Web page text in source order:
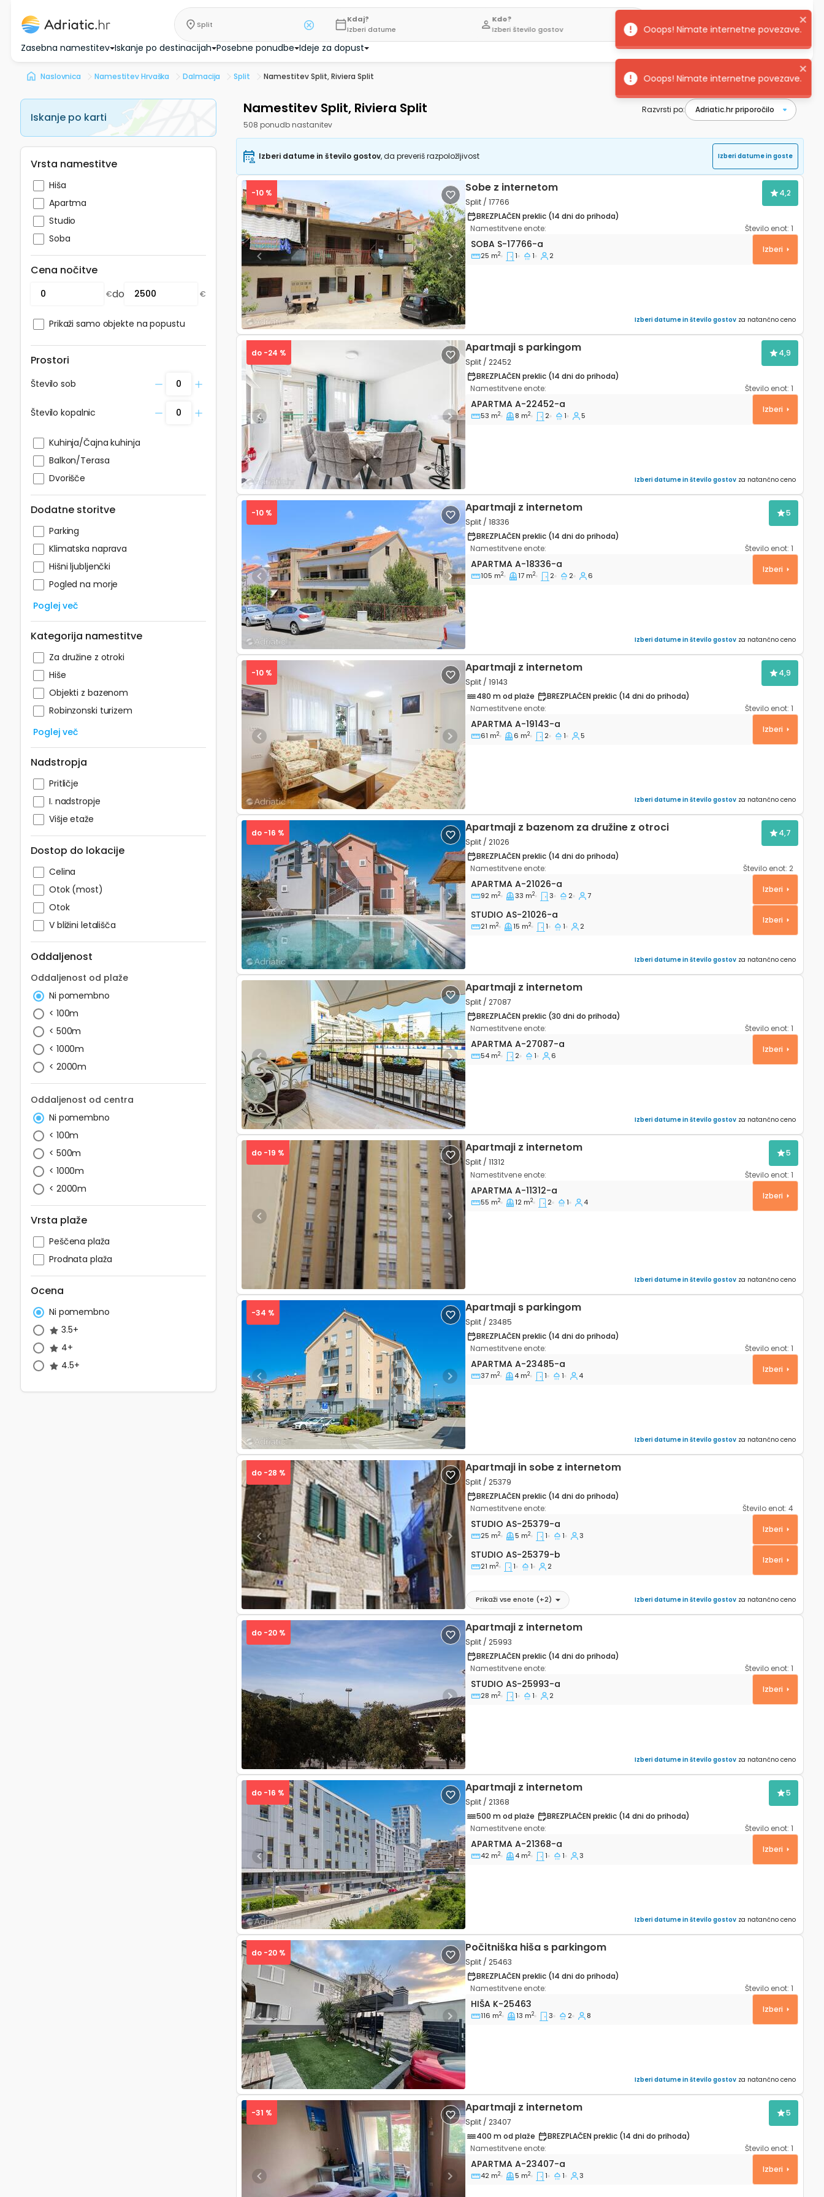
Slovenščina Prijavi se
Zasebna namestitev Iskanje po destinacijah Posebne ponudbe Ideje za dopust
Naslovnica Namestitev Hrvaška Dalmacija Split Namestitev Split, Riviera Split
Split
Kdaj?
Izberi datume
Kdo?
Izberi število gostov
Iskanje po karti
Vrsta namestitve
Hiša
Apartma
Studio
Soba
Cena nočitve
€do €
Prikaži samo objekte na popustu
Prostori
Število sob
Število kopalnic
Kuhinja/Čajna kuhinja
Balkon/Terasa
Dvorišče
Dodatne storitve
Parking
Klimatska naprava
Hišni ljubljenčki
Pogled na morje
Poglej več
Kategorija namestitve
Za družine z otroki
Hiše
Objekti z bazenom
Robinzonski turizem
Poglej več
Nadstropja
Pritličje
I. nadstropje
Višje etaže
Dostop do lokacije
Celina
Otok (most)
Otok
V bližini letališča
Oddaljenost
Oddaljenost od plaže
Ni pomembno
< 100m
< 500m
< 1000m
< 2000m
Oddaljenost od centra
Ni pomembno
< 100m
< 500m
< 1000m
< 2000m
Vrsta plaže
Peščena plaža
Prodnata plaža
Ocena
Ni pomembno
3.5+
4+
4.5+
Namestitev Split, Riviera Split
508 ponudb nastanitev
Razvrsti po:
Izberi datume in število gostov, da preveriš razpoložljivost Izberi datume in goste
Previous Next
-10 % Sobe z internetom
Split / 17766
4,2
BREZPLAČEN preklic (14 dni do prihoda)
Namestitvene enote:
Število enot: 1
Soba Split S-17766-a
SOBA S-17766-a
25 m2 1 1 2
Izberi
Izberi datume in število gostov za natančno ceno
Previous Next
do -24 % Apartmaji s parkingom
Split / 22452
4,9
BREZPLAČEN preklic (14 dni do prihoda)
Namestitvene enote:
Število enot: 1
Dvosobni apartma Split A-22452-a
APARTMA A-22452-a
53 m2 8 m2 2 1 5
Izberi
Izberi datume in število gostov za natančno ceno
Previous Next
-10 % Apartmaji z internetom
Split / 18336
5
BREZPLAČEN preklic (14 dni do prihoda)
Namestitvene enote:
Število enot: 1
Dvosobni apartma Split A-18336-a
APARTMA A-18336-a
105 m2 17 m2 2 2 6
Izberi
Izberi datume in število gostov za natančno ceno
Previous Next
-10 % Apartmaji z internetom
Split / 19143
4,9
480 m od plaže
BREZPLAČEN preklic (14 dni do prihoda)
Namestitvene enote:
Število enot: 1
Dvosobni apartma Split A-19143-a
APARTMA A-19143-a
61 m2 6 m2 2 1 5
Izberi
Izberi datume in število gostov za natančno ceno
Previous Next
do -16 % Apartmaji z bazenom za družine z otroci
Split / 21026
4,7
BREZPLAČEN preklic (14 dni do prihoda)
Namestitvene enote:
Število enot: 2
Trosoben apartma Split A-21026-a
APARTMA A-21026-a
92 m2 33 m2 3 2 7
Izberi
Studio AS-21026-a
STUDIO AS-21026-a
21 m2 15 m2 1 1 2
Izberi
Izberi datume in število gostov za natančno ceno
Previous Next
Apartmaji z internetom
Split / 27087
BREZPLAČEN preklic (30 dni do prihoda)
Namestitvene enote:
Število enot: 1
Dvosobni apartma Split A-27087-a
APARTMA A-27087-a
54 m2 2 1 6
Izberi
Izberi datume in število gostov za natančno ceno
Previous Next
do -19 % Apartmaji z internetom
Split / 11312
5
Namestitvene enote: Število enot: 1
Dvosobni apartma Split A-11312-a
APARTMA A-11312-a
55 m2 12 m2 2 1 4
Izberi
Izberi datume in število gostov za natančno ceno
Previous Next
-34 % Apartmaji s parkingom
Split / 23485
BREZPLAČEN preklic (14 dni do prihoda)
Namestitvene enote:
Število enot: 1
Enosobni apartma Split A-23485-a
APARTMA A-23485-a
37 m2 4 m2 1 1 4
Izberi
Izberi datume in število gostov za natančno ceno
Previous Next
do -28 % Apartmaji in sobe z internetom
Split / 25379
BREZPLAČEN preklic (14 dni do prihoda)
Namestitvene enote:
Število enot: 4
Studio Split AS-25379-a
STUDIO AS-25379-a
25 m2 5 m2 1 1 3
Izberi
Studio AS-25379-b
STUDIO AS-25379-b
21 m2 1 1 2
Izberi
Prikaži vse enote (+2) Izberi datume in število gostov za natančno ceno
Previous Next
do -20 % Apartmaji z internetom
Split / 25993
BREZPLAČEN preklic (14 dni do prihoda)
Namestitvene enote:
Število enot: 1
Studio Split AS-25993-a
STUDIO AS-25993-a
28 m2 1 1 2
Izberi
Izberi datume in število gostov za natančno ceno
Previous Next
do -16 % Apartmaji z internetom
Split / 21368
5
500 m od plaže
BREZPLAČEN preklic (14 dni do prihoda)
Namestitvene enote:
Število enot: 1
Enosobni apartma Split A-21368-a
APARTMA A-21368-a
42 m2 4 m2 1 1 3
Izberi
Izberi datume in število gostov za natančno ceno
Previous Next
do -20 % Počitniška hiša s parkingom
Split / 25463
BREZPLAČEN preklic (14 dni do prihoda)
Namestitvene enote:
Število enot: 1
Trosobna hiša Split K-25463
HIŠA K-25463
116 m2 13 m2 3 2 8
Izberi
Izberi datume in število gostov za natančno ceno
Previous Next
-31 % Apartmaji z internetom
Split / 23407
5
400 m od plaže
BREZPLAČEN preklic (14 dni do prihoda)
Namestitvene enote:
Število enot: 1
Enosobni apartma Split A-23407-a
APARTMA A-23407-a
42 m2 5 m2 1 1 3
Izberi